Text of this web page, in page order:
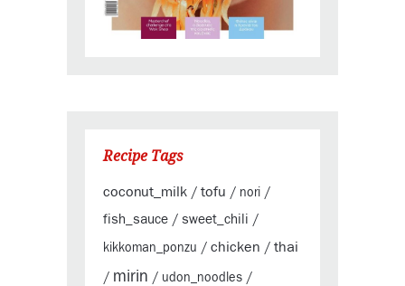
Recipe Tags
coconut_milk / tofu / nori /
fish_sauce / sweet_chili /
kikkoman_ponzu / chicken / thai
/ mirin / udon_noodles /